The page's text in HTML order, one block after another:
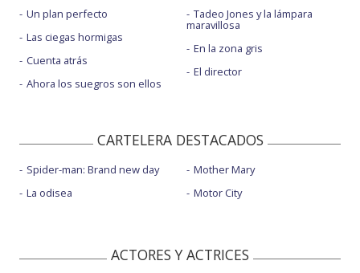
Un plan perfecto
Las ciegas hormigas
Cuenta atrás
Ahora los suegros son ellos
Tadeo Jones y la lámpara
maravillosa
En la zona gris
El director
CARTELERA DESTACADOS
Spider-man: Brand new day
La odisea
Mother Mary
Motor City
ACTORES Y ACTRICES